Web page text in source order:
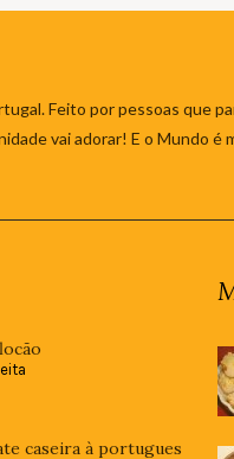
Feito por pessoas que
vai adorar! E o Mundo é
caseira à portugues